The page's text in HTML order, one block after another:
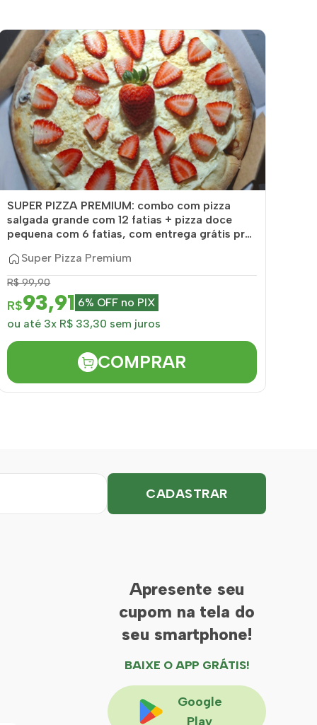
SUPER PIZZA PREMIUM: combo com pizza
salgada grande com 12 fatias + pizza doce
pequena com 6 fatias, com entrega grátis pra
Super Pizza Premium
R$ 99,90
R$93,91 6% OFF no PIX
ou até 3x R$ 33,30 sem juros
COMPRAR
Apresente seu
cupom na tela do
seu smartphone!
BAIXE O APP GRÁTIS!
Google
Play